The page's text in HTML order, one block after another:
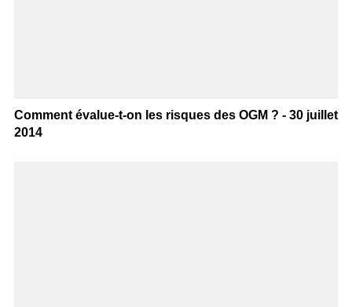
Comment évalue-t-on les risques des OGM ? - 30 juillet
2014